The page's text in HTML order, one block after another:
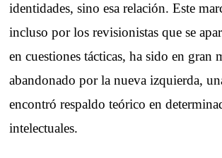
identidades, sino esa relación. Este
incluso por los revisionistas que se
en cuestiones tácticas, ha sido en gran
abandonado por la nueva izquierda,
encontró respaldo teórico en
intelectuales.